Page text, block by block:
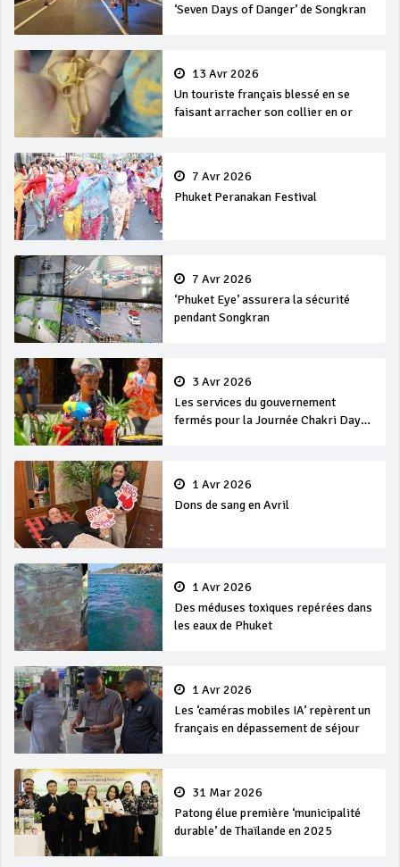
‘Seven Days of Danger’ de Songkran
13 Avr 2026
Un touriste français blessé en se
faisant arracher son collier en or
7 Avr 2026
Phuket Peranakan Festival
7 Avr 2026
‘Phuket Eye’ assurera la sécurité
pendant Songkran
3 Avr 2026
Les services du gouvernement
fermés pour la Journée Chakri Day
1 Avr 2026
Dons de sang en Avril
1 Avr 2026
Des méduses toxiques repérées dans
les eaux de Phuket
1 Avr 2026
Les ‘caméras mobiles IA’ repèrent un
français en dépassement de séjour
31 Mar 2026
Patong élue première ‘municipalité
durable’ de Thaïlande en 2025